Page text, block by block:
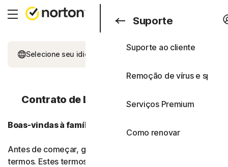
Pesquisar
Consumidores
Consumidores
Todos os produtos e
Planos completos
Norton 360 Advanced
Norton 360 Deluxe
Negócios
Suporte
Suporte ao cliente
Remoção de vírus e
Serviços Premium
Como renovar
Testes gratuitos
Selecione seu idioma
Contrato de Licença e Serviços (LSA)
Boas-vindas à família Gen Digital!
Antes de começar, gostaríamos de explicar nossos
termos. Estes termos explicam alguns de seus direitos e